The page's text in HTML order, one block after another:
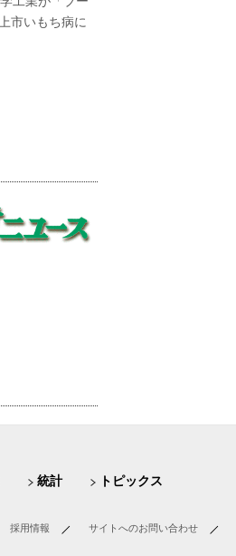
統計 トピックス
採用情報 サイトへのお問い合わせ